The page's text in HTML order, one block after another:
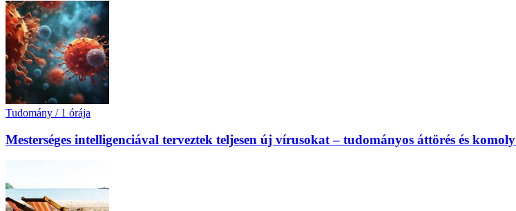
Tudomány / 1 órája
Mesterséges intelligenciával terveztek teljesen új vírusokat – tudományos áttörés és